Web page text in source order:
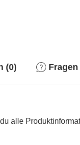
(0) Fragen
alle